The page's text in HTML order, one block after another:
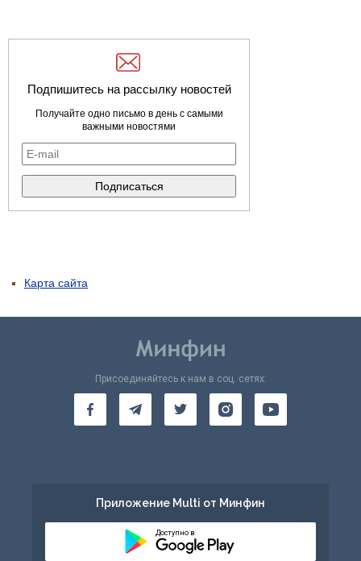
Подпишитесь на рассылку новостей
Получайте одно письмо в день с самыми
важными новостями
Карта сайта
Присоединяйтесь к нам в соц. сетях:
Приложение Multi от Минфин
Доступно в